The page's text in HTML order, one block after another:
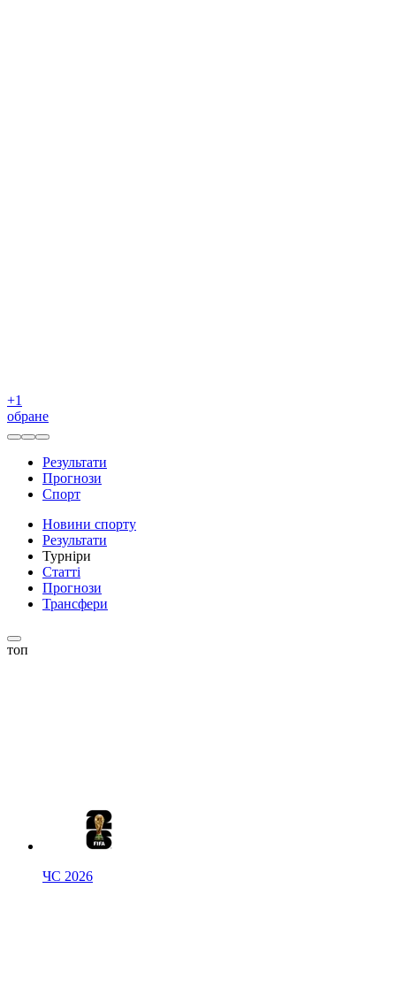
+1
обране
Результати
Прогнози
Спорт
Новини спорту
Результати
Турніри
Статті
Прогнози
Трансфери
топ
ЧС 2026